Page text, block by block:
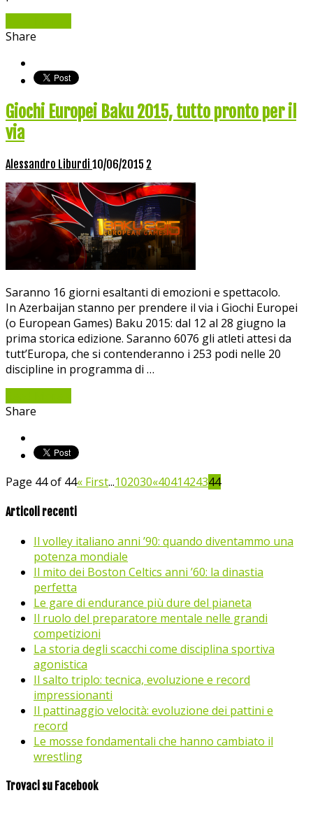
Share
Giochi Europei Baku 2015, tutto pronto per il
via
Alessandro Liburdi 10/06/2015 2
Saranno 16 giorni esaltanti di emozioni e spettacolo.
In Azerbaijan stanno per prendere il via i Giochi Europei
(o European Games) Baku 2015: dal 12 al 28 giugno la
prima storica edizione. Saranno 6076 gli atleti attesi da
tutt’Europa, che si contenderanno i 253 podi nelle 20
discipline in programma di …
Share
Page 44 of 44« First...102030«4041424344
Articoli recenti
Il volley italiano anni ’90: quando diventammo una
potenza mondiale
Il mito dei Boston Celtics anni ’60: la dinastia
perfetta
Le gare di endurance più dure del pianeta
Il ruolo del preparatore mentale nelle grandi
competizioni
La storia degli scacchi come disciplina sportiva
agonistica
Il salto triplo: tecnica, evoluzione e record
impressionanti
Il pattinaggio velocità: evoluzione dei pattini e
record
Le mosse fondamentali che hanno cambiato il
wrestling
Trovaci su Facebook